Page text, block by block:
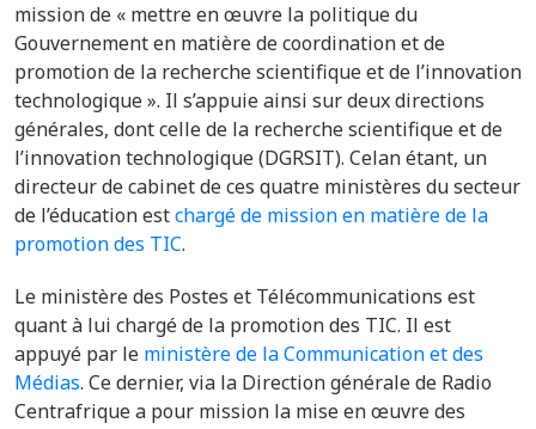
mission de « mettre en œuvre la politique du
Gouvernement en matière de coordination et de
promotion de la recherche scientifique et de l’innovation
technologique ». Il s’appuie ainsi sur deux directions
générales, dont celle de la recherche scientifique et de
l’innovation technologique (DGRSIT). Celan étant, un
directeur de cabinet de ces quatre ministères du secteur
de l’éducation estchargé de mission en matière de la
promotion des TIC.
Le ministère des Postes et Télécommunications est
quant à lui chargé de la promotion des TIC. Il est
appuyé par le ministère de la Communication et des
Médias. Ce dernier, via la Direction générale de Radio
Centrafrique a pour mission la mise en œuvre des